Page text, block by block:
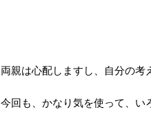
両親は心配しますし、自分の考
今回も、かなり気を使って、い